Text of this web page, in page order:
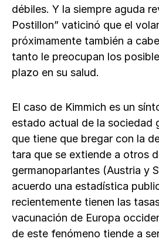
débiles. Y la siempre aguda
Postillon” vaticinó que el
próximamente también a
tanto le preocupan los
plazo en su salud.
El caso de Kimmich es un
estado actual de la sociedad
que tiene que bregar con la
tara que se extiende a otros
germanoparlantes (Austria y
acuerdo una estadística
recientemente tienen las
vacunación de Europa
de este fenómeno tiende a